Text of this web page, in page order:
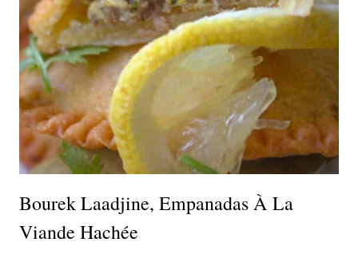
Bourek Laadjine, Empanadas À La
Viande Hachée